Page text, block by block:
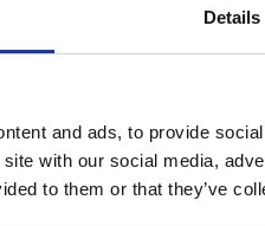
Details
and ads, to provide
with our social media,
to them or that they’ve